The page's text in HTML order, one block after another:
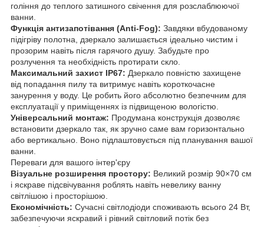
гоління до теплого затишного свічення для розслаблюючої
ванни.
Функція антизапотівання (Anti-Fog): Завдяки вбудованому
підігріву полотна, дзеркало залишається ідеально чистим і
прозорим навіть після гарячого душу. Забудьте про
розлучення та необхідність протирати скло.
Максимальний захист IP67: Дзеркало повністю захищене
від попадання пилу та витримує навіть короткочасне
занурення у воду. Це робить його абсолютно безпечним для
експлуатації у приміщеннях із підвищеною вологістю.
Універсальний монтаж: Продумана конструкція дозволяє
встановити дзеркало так, як зручно саме вам горизонтально
або вертикально. Воно підлаштовується під планування вашої
ванни.
Переваги для вашого інтер'єру
Візуальне розширення простору: Великий розмір 90×70 см
і яскраве підсвічування роблять навіть невелику ванну
світлішою і просторішою.
Економічність: Сучасні світлодіоди споживають всього 24 Вт,
забезпечуючи яскравий і рівний світловий потік без